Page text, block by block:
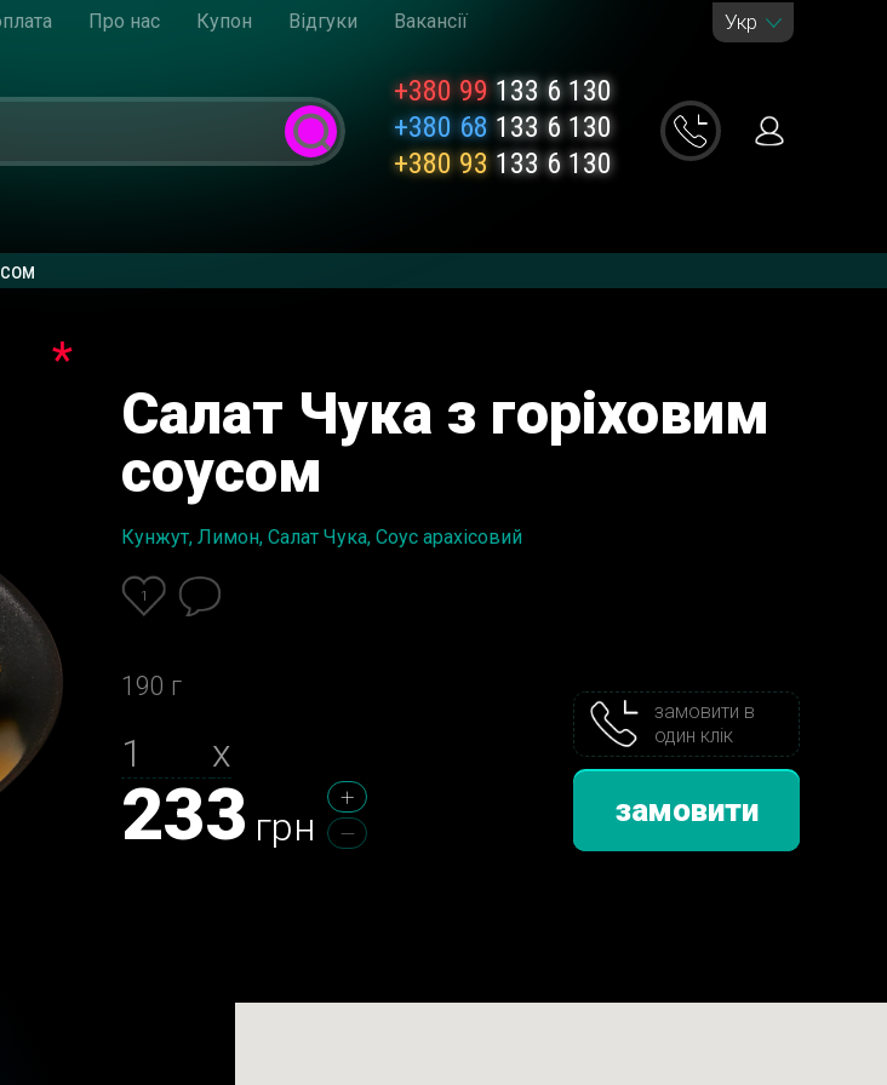
Про нас Купон Відгуки Вакансії Укр
+380 99133 6 130
+380 68 133 6 130
+380 93 133 6 130
*
Салат Чука з горіховим
соусом
Кунжут, Лимон, Салат Чука, Соус арахісовий
1
190 г
х
233 грн
замовити в
один клік
замовити